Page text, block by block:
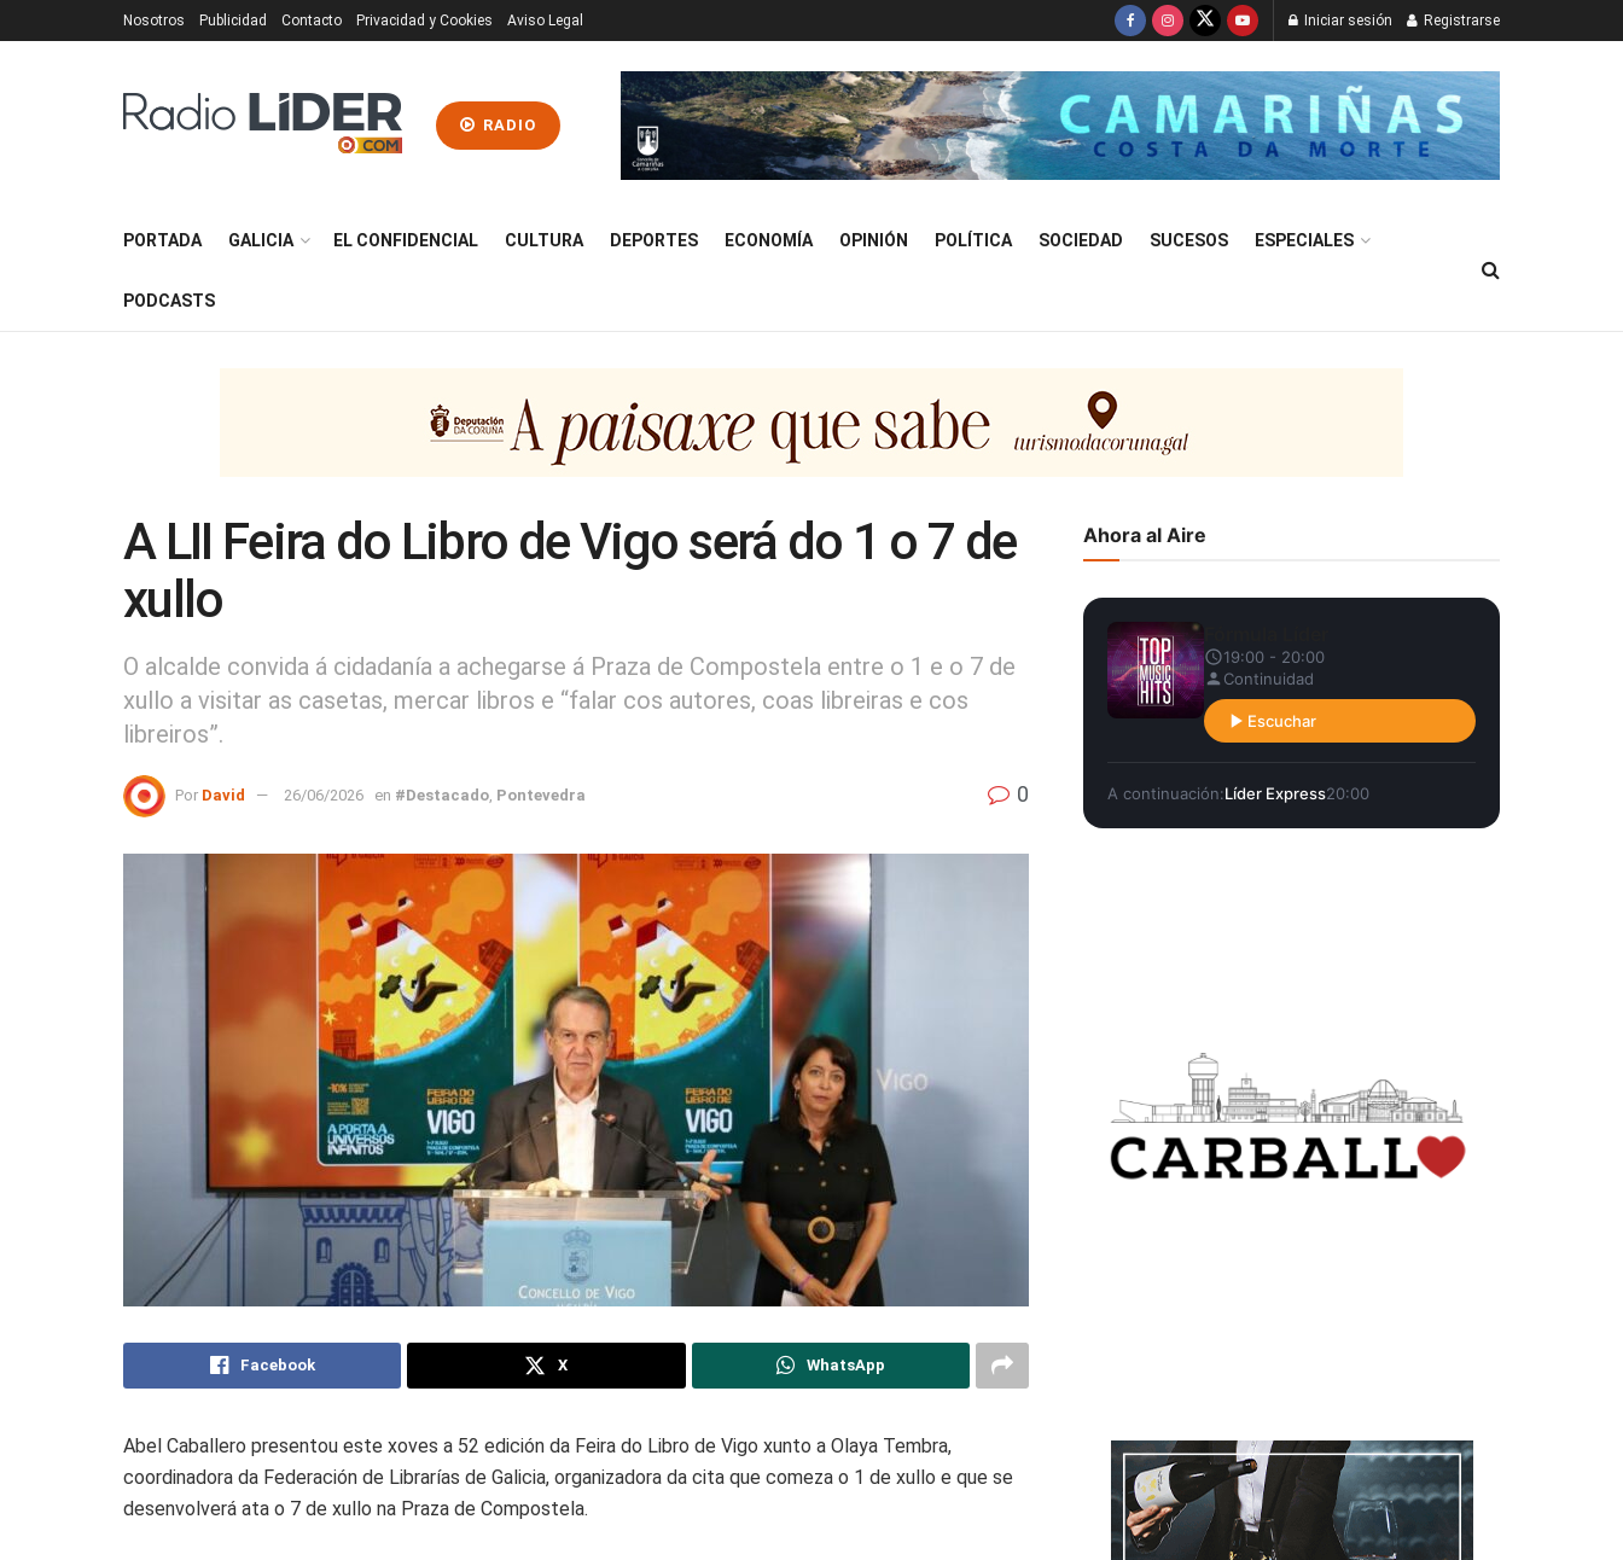
Nosotros Publicidad Contacto Privacidad y Cookies Aviso Legal Iniciar sesión Registrarse
RADIO
PORTADA GALICIA EL CONFIDENCIAL CULTURA DEPORTES ECONOMÍA OPINIÓN POLÍTICA SOCIEDAD SUCESOS ESPECIALES
PODCASTS
A LII Feira do Libro de Vigo será do 1 o 7 de
xullo
O alcalde convida á cidadanía a achegarse á Praza de Compostela entre o 1 e o 7 de
xullo a visitar as casetas, mercar libros e “falar cos autores, coas libreiras e cos
libreiros”.
Por David 26/06/2026 en #Destacado Pontevedra 0
Facebook X WhatsApp
Abel Caballero presentou este xoves a 52 edición da Feira do Libro de Vigo xunto a Olaya Tembra,
coordinadora da Federación de Librarías de Galicia, organizadora da cita que comeza o 1 de xullo e que se
desenvolverá ata o 7 de xullo na Praza de Compostela.
Ahora al Aire
19:00 - 20:00
Continuidad
Escuchar
A continuación:Líder Express20:00